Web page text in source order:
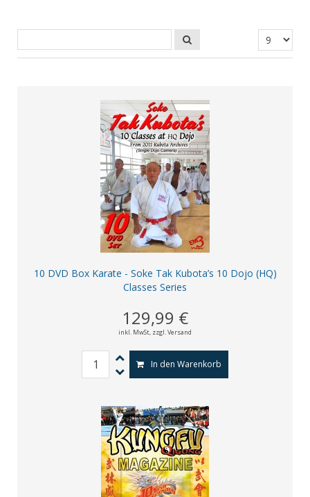
10 DVD Box Karate - Soke Tak Kubota’s 10 Dojo (HQ)
Classes Series
129,99 €
inkl. MwSt, zzgl. Versand
In den Warenkorb